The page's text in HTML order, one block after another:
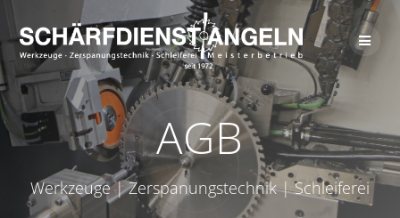
Zum
Inhalt
springen
AGB
Werkzeuge | Zerspanungstechnik | Schleiferei